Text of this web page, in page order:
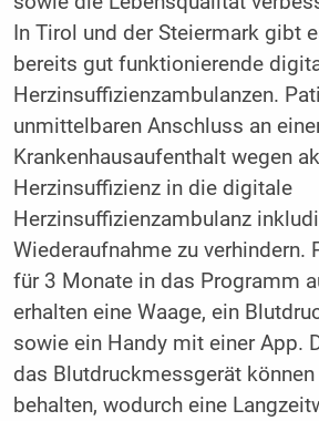
In Tirol und der Steiermark gibt
bereits gut funktionierende
Herzinsuffizienzambulanzen.
unmittelbaren Anschluss an
Krankenhausaufenthalt wegen
Herzinsuffizienz in die digitale
Herzinsuffizienzambulanz
Wiederaufnahme zu verhindern.
für 3 Monate in das Programm
erhalten eine Waage, ein
sowie ein Handy mit einer App.
das Blutdruckmessgerät
behalten, wodurch eine